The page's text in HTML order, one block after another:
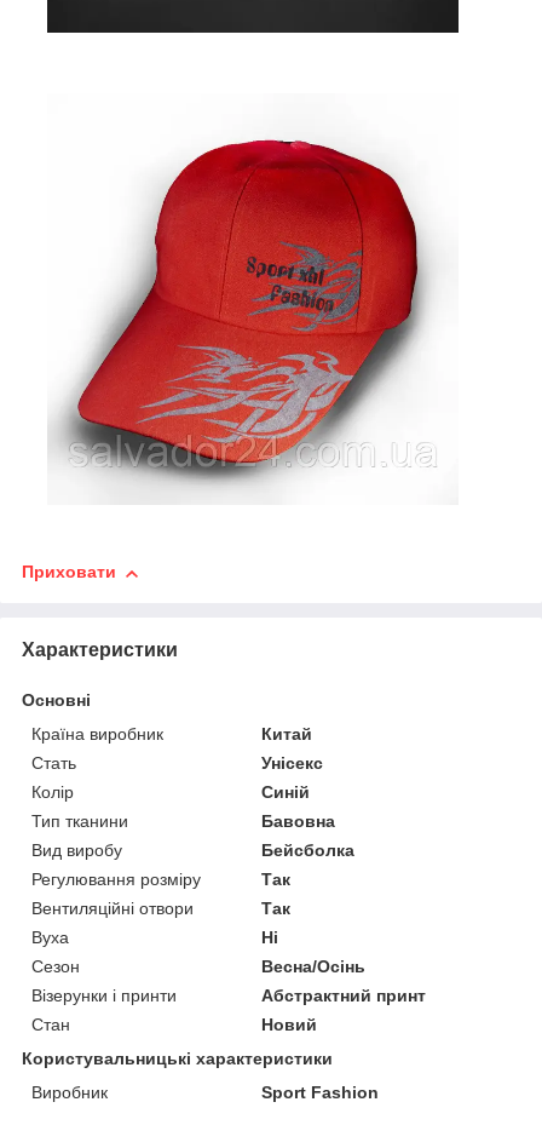
Приховати
Характеристики
Основні
Країна виробник
Китай
Стать
Унісекс
Колір
Синій
Тип тканини
Бавовна
Вид виробу
Бейсболка
Регулювання розміру
Так
Вентиляційні отвори
Так
Вуха
Ні
Сезон
Весна/Осінь
Візерунки і принти
Абстрактний принт
Стан
Новий
Користувальницькі характеристики
Виробник
Sport Fashion